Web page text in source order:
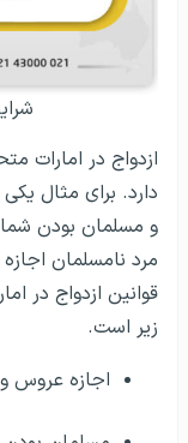
ازدواج در امارات
دارد. برای مثال
و مسلمان بودن
مرد نامسلمان
قوانین ازدواج در
زیر است.
اجازه عروس و